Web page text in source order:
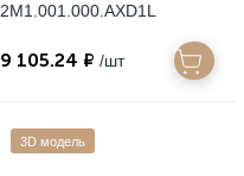
2M1.001.000.AXD1L
9 105.24 ₽ /шт
3D модель